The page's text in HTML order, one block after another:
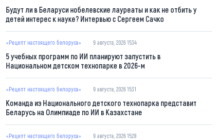
Будут ли в Беларуси нобелевские лауреаты и как не отбить у
детей интерес к науке? Интервью с Сергеем Сачко
«Рецепт настоящего белоруса» 9 августа, 2026 15:34
5 учебных программ по ИИ планируют запустить в
Национальном детском технопарке в 2026-м
«Рецепт настоящего белоруса» 9 августа, 2026 15:31
Команда из Национального детского технопарка представит
Беларусь на Олимпиаде по ИИ в Казахстане
«Рецепт настоящего белоруса» 9 августа, 2026 15:28